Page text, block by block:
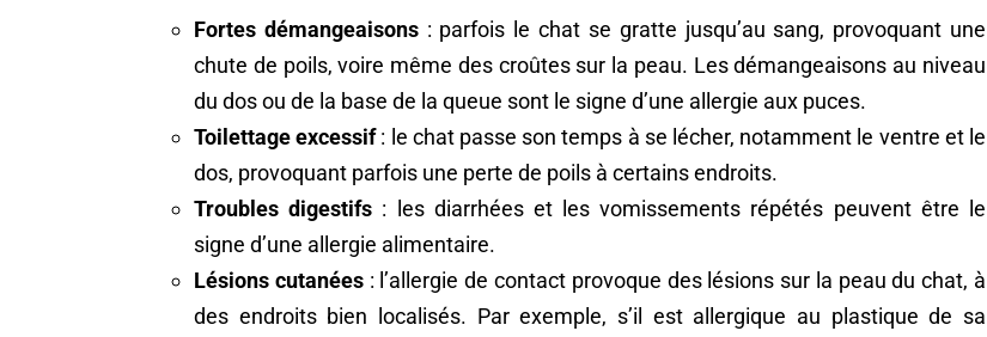
Fortes démangeaisons: parfois le chat se gratte jusqu’au sang, provoquant une
chute de poils, voire même des croûtes sur la peau. Les démangeaisons au niveau
du dos ou de la base de la queue sont le signe d’une allergie aux puces.
Toilettage excessif: le chat passe son temps à se lécher, notamment le ventre et le
dos, provoquant parfois une perte de poils à certains endroits.
Troubles digestifs : les diarrhées et les vomissements répétés peuvent être le
signe d’une allergie alimentaire.
Lésions cutanées: l’allergie de contact provoque des lésions sur la peau du chat, à
des endroits bien localisés. Par exemple, s’il est allergique au plastique de sa